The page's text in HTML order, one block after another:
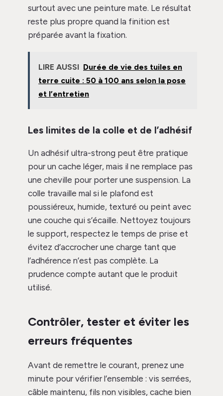
surtout avec une peinture mate. Le résultat
reste plus propre quand la finition est
préparée avant la fixation.
LIRE AUSSI Durée de vie des tuiles en
terre cuite : 50 à 100 ans selon la pose
et l’entretien
Les limites de la colle et de l’adhésif
Un adhésif ultra-strong peut être pratique
pour un cache léger, mais il ne remplace pas
une cheville pour porter une suspension. La
colle travaille mal si le plafond est
poussiéreux, humide, texturé ou peint avec
une couche qui s’écaille. Nettoyez toujours
le support, respectez le temps de prise et
évitez d’accrocher une charge tant que
l’adhérence n’est pas complète. La
prudence compte autant que le produit
utilisé.
Contrôler, tester et éviter les
erreurs fréquentes
Avant de remettre le courant, prenez une
minute pour vérifier l’ensemble : vis serrées,
câble maintenu, fils non visibles, cache bien